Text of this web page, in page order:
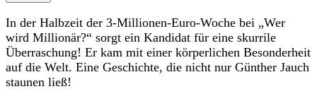
In der Halbzeit der 3-Millionen-Euro-Woche bei „Wer
wird Millionär?“ sorgt ein Kandidat für eine skurrile
Überraschung! Er kam mit einer körperlichen Besonderheit
auf die Welt. Eine Geschichte, die nicht nur Günther Jauch
staunen ließ!